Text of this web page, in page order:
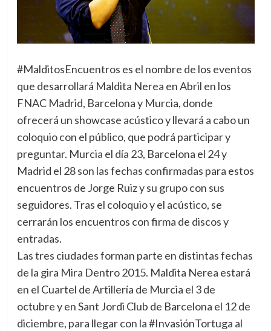
#MalditosEncuentros es el nombre de los eventos
que desarrollará Maldita Nerea en Abril en los
FNAC Madrid, Barcelona y Murcia, donde
ofrecerá un showcase acústico y llevará a cabo un
coloquio con el público, que podrá participar y
preguntar. Murcia el día 23, Barcelona el 24 y
Madrid el 28 son las fechas confirmadas para estos
encuentros de Jorge Ruiz y su grupo con sus
seguidores. Tras el coloquio y el acústico, se
cerrarán los encuentros con firma de discos y
entradas.
Las tres ciudades forman parte en distintas fechas
de la gira Mira Dentro 2015. Maldita Nerea estará
en el Cuartel de Artillería de Murcia el 3 de
octubre y en Sant Jordi Club de Barcelona el 12 de
diciembre, para llegar con la #InvasiónTortuga al